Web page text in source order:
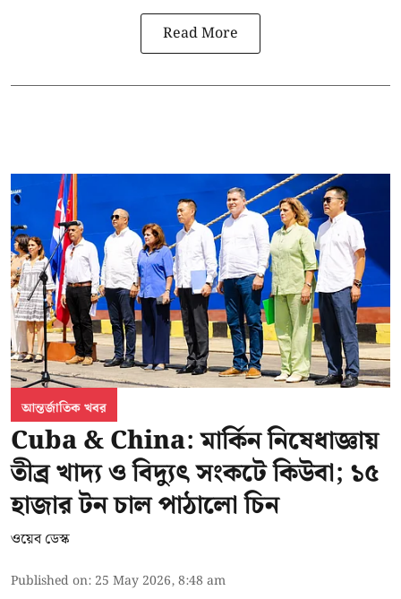
Read More
আন্তর্জাতিক খবর
Cuba & China: মার্কিন নিষেধাজ্ঞায়
তীব্র খাদ্য ও বিদ্যুৎ সংকটে কিউবা; ১৫
হাজার টন চাল পাঠালো চিন
ওয়েব ডেস্ক
Published on: 25 May 2026, 8:48 am